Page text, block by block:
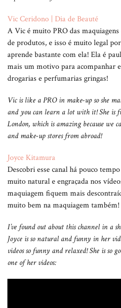
Vic Ceridono | Dia de Beauté
A Vic é muito PRO das
de produtos, e isso é muito legal
aprende bastante com ela! Ela é
mais um motivo para acompanhar
drogarias e perfumarias gringas!
Vic is like a PRO in make-up so she
and you can learn a lot with it! She is
London, which is amazing because we
and make-up stores from abroad!
Joyce Kitamura
Descobri esse canal há pouco
muito natural e engraçada nos
maquiagem fiquem mais
muito bem na maquiagem
I’ve found out about this channel in a
Joyce is so natural and funny in her
videos so funny and relaxed! She is so
one of her videos: